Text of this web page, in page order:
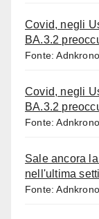
Covid, negli
BA.3.2
Fonte:
Covid, negli
BA.3.2
Fonte:
Sale ancora
nell'ultima
Fonte: